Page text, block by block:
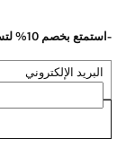
-استمتع بخصم 10% لتسوقك القادم عند اشتراكك في نشرتنا الاخبارية
البريد الإلكتروني